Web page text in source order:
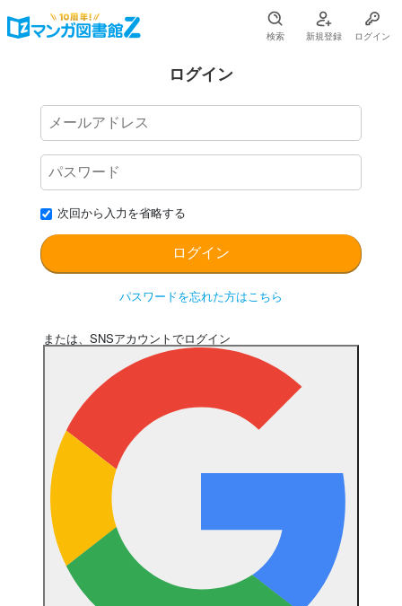
検索 新規登録 ログイン
ログイン
次回から入力を省略する
パスワードを忘れた方はこちら
または、SNSアカウントでログイン